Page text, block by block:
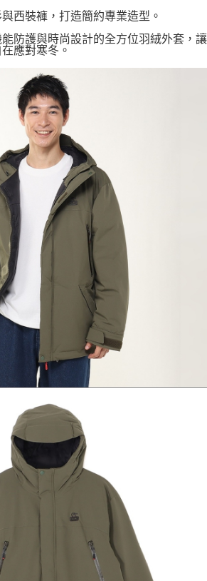
西裝褲，打造簡約專業造型。
防護與時尚設計的全方位羽絨外套，讓
應對寒冬。